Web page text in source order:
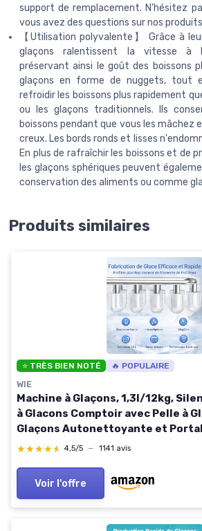
support de remplacement. N'hésitez
vous avez des questions sur nos
【Utilisation polyvalente】 Grâce à
glaçons ralentissent la vitesse à
préservant ainsi le goût des boissons
glaçons en forme de nuggets, tout
refroidir les boissons plus rapidement
ou les glaçons traditionnels. Ils
boissons pendant que vous les mâchez
creux. Les bords ronds et lisses
En plus de rafraîchir les boissons et de
les glaçons sphériques peuvent
conservation des aliments ou comme
Produits similaires
⭐ TRÈS BIEN NOTÉ 🔥 POPULAIRE
WIE
Machine à Glaçons, 1,3l/12kg,
à Glacons Comptoir avec Pelle à
Glaçons Autonettoyante et
Maison/Cuisine/Camping
★★★★★
★★★★★ 4,5/5 — 1141 avis
Voir l'offre